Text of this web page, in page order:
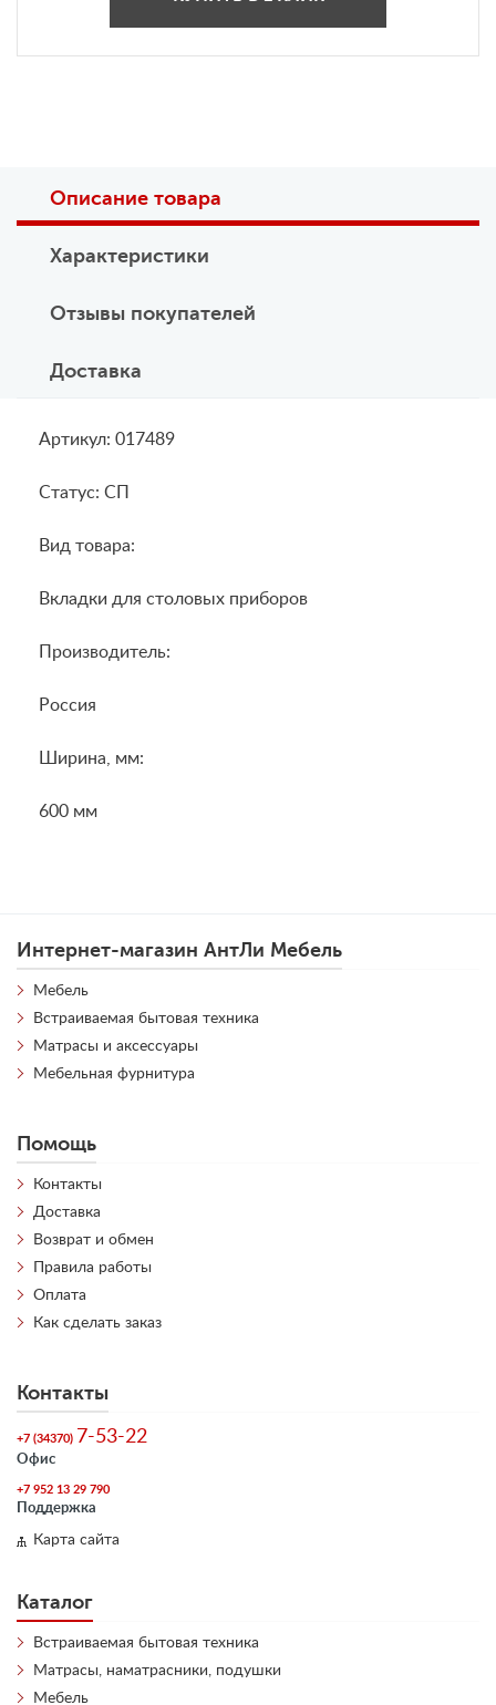
Описание товара
Характеристики
Отзывы покупателей
Доставка
Артикул: 017489
Статус: СП
Вид товара:
Вкладки для столовых приборов
Производитель:
Россия
Ширина, мм:
600 мм
Интернет-магазин АнтЛи Мебель
Мебель
Встраиваемая бытовая техника
Матрасы и аксессуары
Мебельная фурнитура
Помощь
Контакты
Доставка
Возврат и обмен
Правила работы
Оплата
Как сделать заказ
Контакты
+7 (34370) 7-53-22
Офис
+7 952 13 29 790
Поддержка
Карта сайта
Каталог
Встраиваемая бытовая техника
Матрасы, наматрасники, подушки
Мебель